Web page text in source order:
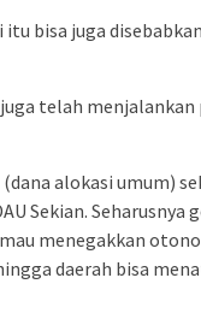
bisa juga
telah menjalankan
alokasi umum)
Sekian. Seharusnya
menegakkan
daerah bisa